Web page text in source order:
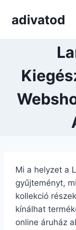
adivatod
Mi a helyzet a
gyűjteményt,
kollekció
kínálhat
online áruház